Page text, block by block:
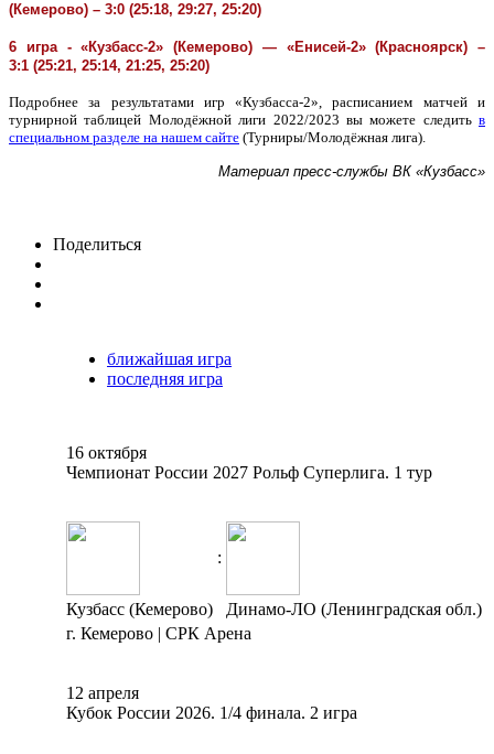
(Кемерово) – 3:0 (25:18, 29:27, 25:20)
6 игра - «Кузбасс-2» (Кемерово) — «Енисей-2» (Красноярск) –
3:1 (25:21, 25:14, 21:25, 25:20)
Подробнее за результатами игр «Кузбасса-2», расписанием матчей и
турнирной таблицей Молодёжной лиги 2022/2023 вы можете следить в
специальном разделе на нашем сайте (Турниры/Молодёжная лига).
Материал пресс-службы ВК «Кузбасс»
Поделиться
ближайшая игра
последняя игра
16 октября
Чемпионат России 2027 Рольф Суперлига. 1 тур
:
Кузбасс (Кемерово)
Динамо-ЛО (Ленинградская обл.)
г. Кемерово | СРК Арена
12 апреля
Кубок России 2026. 1/4 финала. 2 игра